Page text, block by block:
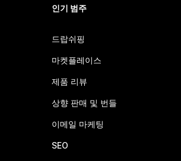
인기 범주
드랍쉬핑
마켓플레이스
제품 리뷰
상향 판매 및 번들
이메일 마케팅
SEO